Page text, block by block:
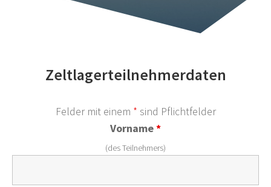
Zeltlagerteilnehmerdaten
Felder mit einem * sind Pflichtfelder
Vorname*
(des Teilnehmers)